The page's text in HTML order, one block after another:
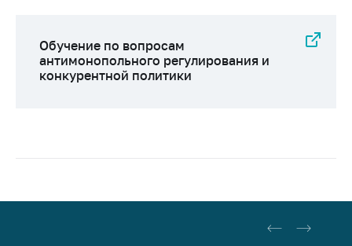
Обучение по вопросам
антимонопольного регулирования и
конкурентной политики